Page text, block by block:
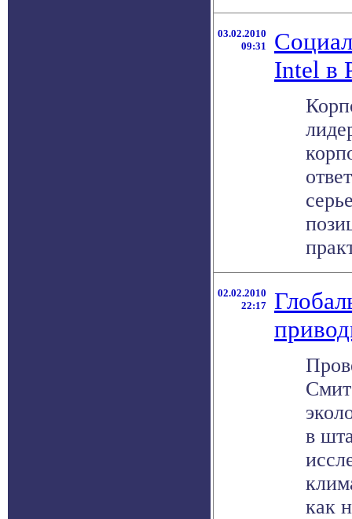
03.02.2010
09:31
Intel в
02.02.2010
22:17
в
как